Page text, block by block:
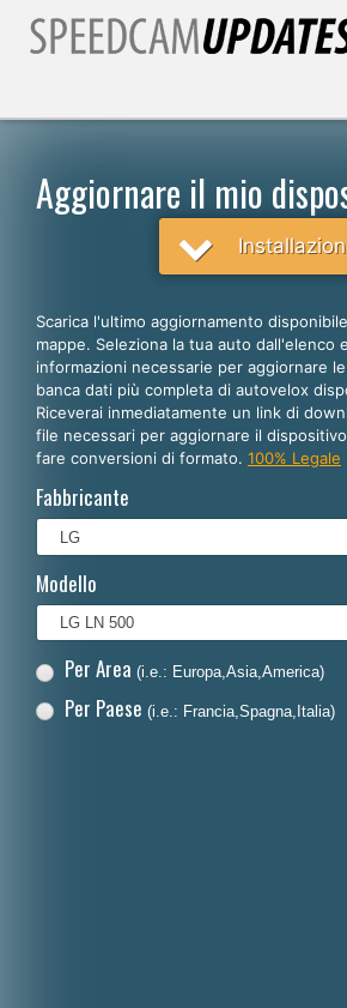
Italiano
English
Español
Deutsch
Polski
Dansk
Aggiornare il mio
Scarica l'ultimo aggiornamento
mappe. Seleziona la tua auto dall'elenco
informazioni necessarie per aggiornare
banca dati più completa di autovelox
Riceverai inmediatamente un link di
file necessari per aggiornare il
fare conversioni di formato. 100% Legale
Fabbricante
Modello
Per Area (i.e.: Europa,Asia,America)
Per Paese (i.e.: Francia,Spagna,Italia)